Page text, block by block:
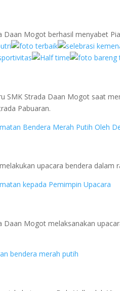
Daan Mogot berhasil menyabet
SMK Strada Daan Mogot saat
Pabuaran.
upacara bendera dalam
Daan Mogot melaksanakan